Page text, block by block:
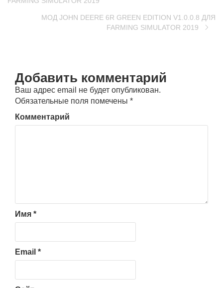
MOД JOHN DEERE 6R GREEN EDITION V1.0.0.8 ДЛЯ
FARMING SIMULATOR 2019
Добавить комментарий
Ваш адрес email не будет опубликован.
Обязательные поля помечены *
Комментарий
Имя *
Email *